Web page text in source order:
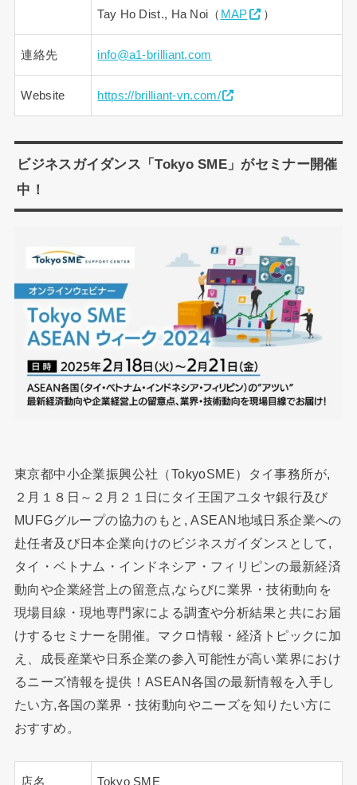
Tay Ho Dist., Ha Noi（ MAP ）
連絡先 info@a1-brilliant.com
Website https://brilliant-vn.com/
ビジネスガイダンス「Tokyo SME」がセミナー開催
中！
東京都中小企業振興公社（TokyoSME）タイ事務所が,
２月１８日～２月２１日にタイ王国アユタヤ銀行及び
MUFGグループの協力のもと, ASEAN地域日系企業への
赴任者及び日本企業向けのビジネスガイダンスとして,
タイ・ベトナム・インドネシア・フィリピンの最新経済
動向や企業経営上の留意点,ならびに業界・技術動向を
現場目線・現地専門家による調査や分析結果と共にお届
けするセミナーを開催。マクロ情報・経済トピックに加
え、成長産業や日系企業の参入可能性が高い業界におけ
るニーズ情報を提供！ASEAN各国の最新情報を入手し
たい方,各国の業界・技術動向やニーズを知りたい方に
おすすめ。
店名 Tokyo SME